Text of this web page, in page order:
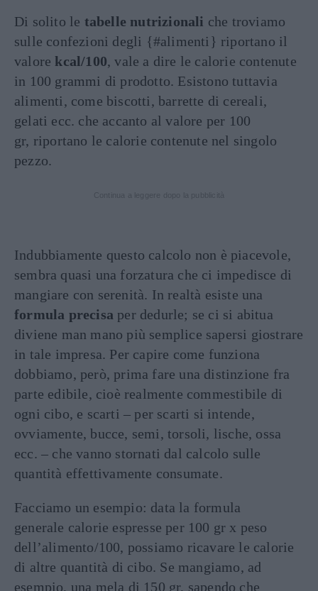
Di solito le tabelle nutrizionali che troviamo
sulle confezioni degli {#alimenti} riportano il
valore kcal/100, vale a dire le calorie contenute
in 100 grammi di prodotto. Esistono tuttavia
alimenti, come biscotti, barrette di cereali,
gelati ecc. che accanto al valore per 100
gr, riportano le calorie contenute nel singolo
pezzo.
Indubbiamente questo calcolo non è piacevole,
sembra quasi una forzatura che ci impedisce di
mangiare con serenità. In realtà esiste una
formula precisa per dedurle; se ci si abitua
diviene man mano più semplice sapersi giostrare
in tale impresa. Per capire come funziona
dobbiamo, però, prima fare una distinzione fra
parte edibile, cioè realmente commestibile di
ogni cibo, e scarti – per scarti si intende,
ovviamente, bucce, semi, torsoli, lische, ossa
ecc. – che vanno stornati dal calcolo sulle
quantità effettivamente consumate.
Facciamo un esempio: data la formula
generale calorie espresse per 100 gr x peso
dell’alimento/100, possiamo ricavare le calorie
di altre quantità di cibo. Se mangiamo, ad
esempio, una mela di 150 gr, sapendo che